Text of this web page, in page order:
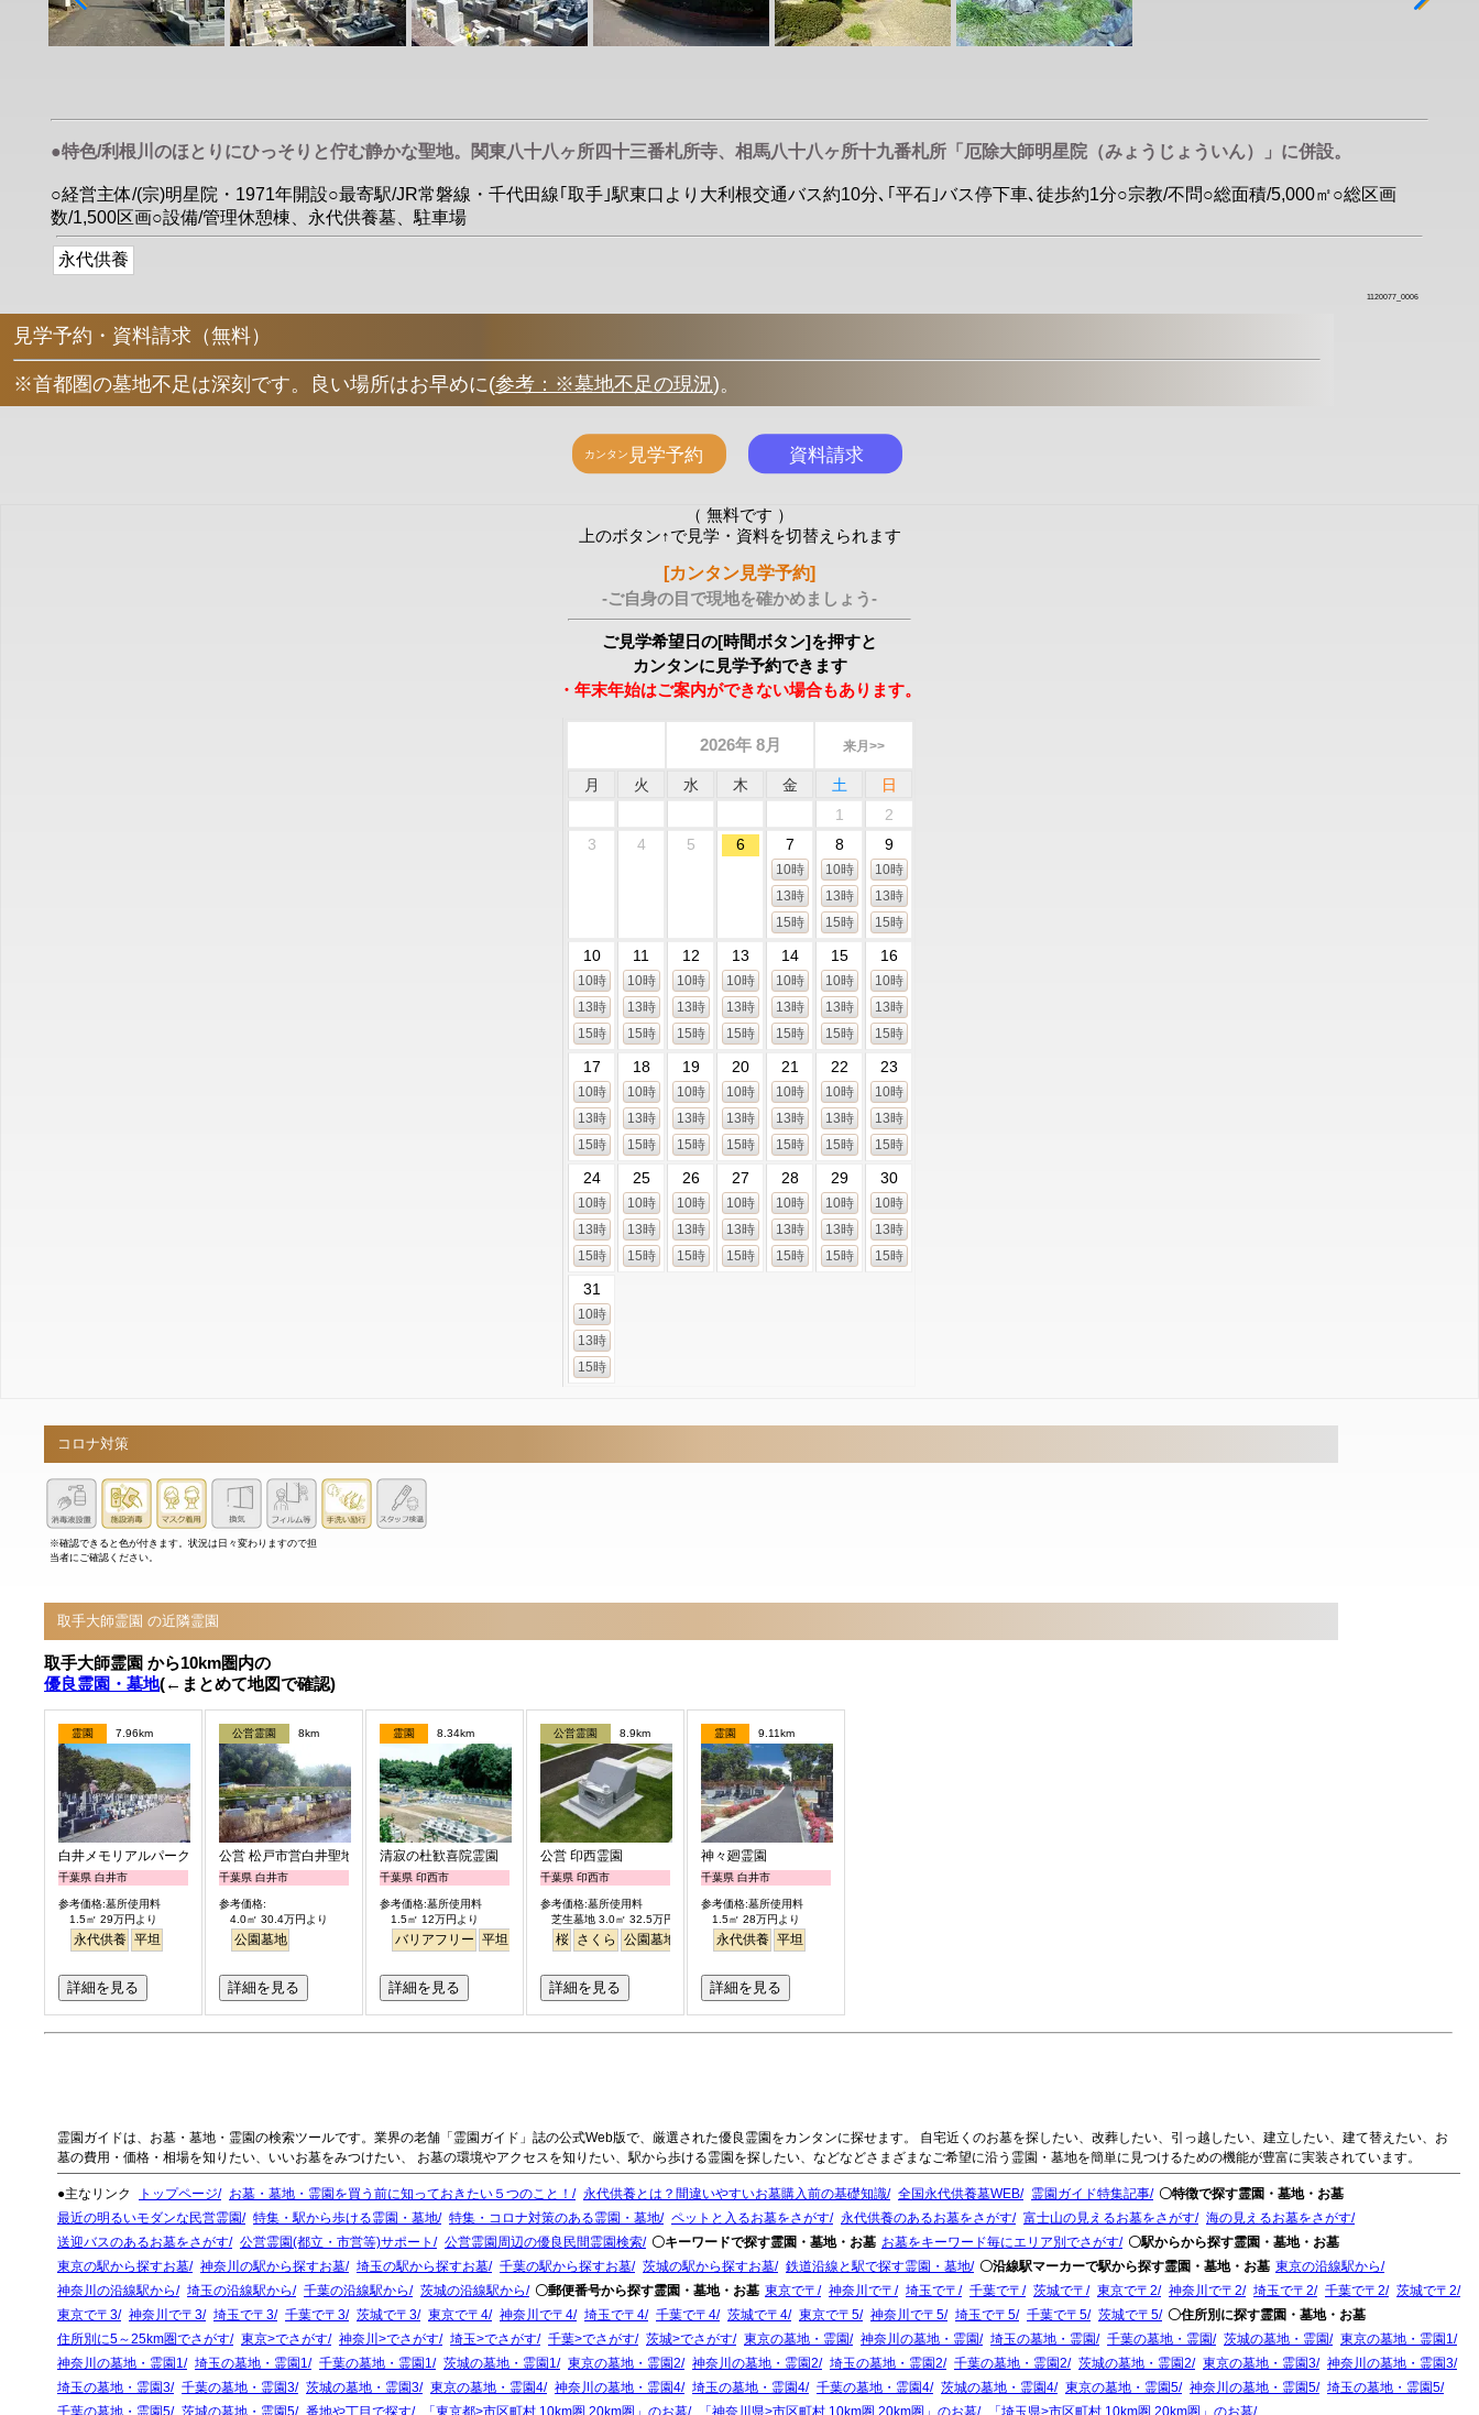
●特色/利根川のほとりにひっそりと佇む静かな聖地。関東八十八ヶ所四十三番札所寺、相馬八十八ヶ所十九番札所「厄除大師明星院（みょうじょういん）」に併設。
○経営主体/(宗)明星院・1971年開設○最寄駅/JR常磐線・千代田線｢取手｣駅東口より大利根交通バス約10分､｢平石｣バス停下車､徒歩約1分○宗教/不問○総面積/5,000㎡○総区画
数/1,500区画○設備/管理休憩棟、永代供養墓、駐車場
永代供養
1120077_0006
見学予約・資料請求（無料）
※首都圏の墓地不足は深刻です。良い場所はお早めに(参考：※墓地不足の現況)。
（ 無料です ）
上のボタン↑で見学・資料を切替えられます
[カンタン見学予約]
-ご自身の目で現地を確かめましょう-
ご見学希望日の[時間ボタン]を押すと
カンタンに見学予約できます
・年末年始はご案内ができない場合もあります。
2026年 8月 来月>>
月 火 水 木 金 土
日
1
2
3
4 5 6 7
10時
13時
15時
8
10時
13時
15時
9
10時
13時
15時
10
10時
13時
15時
11
10時
13時
15時
12
10時
13時
15時
13
10時
13時
15時
14
10時
13時
15時
15
10時
13時
15時
16
10時
13時
15時
17
10時
13時
15時
18
10時
13時
15時
19
10時
13時
15時
20
10時
13時
15時
21
10時
13時
15時
22
10時
13時
15時
23
10時
13時
15時
24
10時
13時
15時
25
10時
13時
15時
26
10時
13時
15時
27
10時
13時
15時
28
10時
13時
15時
29
10時
13時
15時
30
10時
13時
15時
31
10時
13時
15時
コロナ対策
※確認できると色が付きます。状況は日々変わりますので担
当者にご確認ください。
取手大師霊園 の近隣霊園
取手大師霊園 から10km圏内の
優良霊園・墓地(←まとめて地図で確認)
霊園 7.96km
白井メモリアルパーク
千葉県 白井市
参考価格:墓所使用料
1.5㎡ 29万円より
永代供養 平坦
詳細を見る
公営霊園 8km
公営 松戸市営白井聖地公園
千葉県 白井市
参考価格:
4.0㎡ 30.4万円より
公園墓地
詳細を見る
霊園 8.34km
清寂の杜歓喜院霊園
千葉県 印西市
参考価格:墓所使用料
1.5㎡ 12万円より
バリアフリー 平坦
詳細を見る
公営霊園 8.9km
公営 印西霊園
千葉県 印西市
参考価格:墓所使用料
芝生墓地 3.0㎡ 32.5万円より
桜 さくら 公園墓地
詳細を見る
霊園 9.11km
神々廻霊園
千葉県 白井市
参考価格:墓所使用料
1.5㎡ 28万円より
永代供養 平坦
詳細を見る
霊園ガイドは、お墓・墓地・霊園の検索ツールです。業界の老舗「霊園ガイド」誌の公式Web版で、厳選された優良霊園をカンタンに探せます。 自宅近くのお墓を探したい、改葬したい、引っ越したい、建立したい、建て替えたい、お
墓の費用・価格・相場を知りたい、いいお墓をみつけたい、 お墓の環境やアクセスを知りたい、駅から歩ける霊園を探したい、などなどさまざまなご希望に沿う霊園・墓地を簡単に見つけるための機能が豊富に実装されています。
●主なリンク トップページ お墓・墓地・霊園を買う前に知っておきたい５つのこと！ 永代供養とは？間違いやすいお墓購入前の基礎知識 全国永代供養墓WEB 霊園ガイド特集記事
〇特徴で探す霊園・墓地・お墓
最近の明るいモダンな民営霊園
特集・駅から歩ける霊園・墓地 特集・コロナ対策のある霊園・墓地 ペットと入るお墓をさがす 永代供養のあるお墓をさがす 富士山の見えるお墓をさがす
海の見えるお墓をさがす
送迎バスのあるお墓をさがす
公営霊園(都立・市営等)サポート 公営霊園周辺の優良民間霊園検索 〇キーワードで探す霊園・墓地・お墓 お墓をキーワード毎にエリア別でさがす
〇駅からから探す霊園・墓地・お墓
東京の駅から探すお墓
神奈川の駅から探すお墓 埼玉の駅から探すお墓 千葉の駅から探すお墓 茨城の駅から探すお墓 鉄道沿線と駅で探す霊園・墓地 〇沿線駅マーカーで駅から探す霊園・墓地・お墓 東京の沿線駅から
神奈川の沿線駅から
埼玉の沿線駅から 千葉の沿線駅から 茨城の沿線駅から 〇郵便番号から探す霊園・墓地・お墓 東京で〒 神奈川で〒 埼玉で〒 千葉で〒 茨城で〒 東京で〒2 神奈川で〒2 埼玉で〒2 千葉で〒2
茨城で〒2
東京で〒3
神奈川で〒3 埼玉で〒3 千葉で〒3 茨城で〒3 東京で〒4 神奈川で〒4 埼玉で〒4 千葉で〒4 茨城で〒4 東京で〒5 神奈川で〒5 埼玉で〒5 千葉で〒5 茨城で〒5
〇住所別に探す霊園・墓地・お墓
住所別に5～25km圏でさがす
東京>でさがす 神奈川>でさがす 埼玉>でさがす 千葉>でさがす 茨城>でさがす 東京の墓地・霊園 神奈川の墓地・霊園 埼玉の墓地・霊園 千葉の墓地・霊園 茨城の墓地・霊園
東京の墓地・霊園1
神奈川の墓地・霊園1
埼玉の墓地・霊園1 千葉の墓地・霊園1 茨城の墓地・霊園1 東京の墓地・霊園2 神奈川の墓地・霊園2 埼玉の墓地・霊園2 千葉の墓地・霊園2 茨城の墓地・霊園2 東京の墓地・霊園3
神奈川の墓地・霊園3
埼玉の墓地・霊園3
千葉の墓地・霊園3 茨城の墓地・霊園3 東京の墓地・霊園4 神奈川の墓地・霊園4 埼玉の墓地・霊園4 千葉の墓地・霊園4 茨城の墓地・霊園4 東京の墓地・霊園5 神奈川の墓地・霊園5
埼玉の墓地・霊園5
千葉の墓地・霊園5
茨城の墓地・霊園5 番地や丁目で探す 「東京都>市区町村 10km圏 20km圏」のお墓 「神奈川県>市区町村 10km圏 20km圏」のお墓 「埼玉県>市区町村 10km圏 20km圏」のお墓